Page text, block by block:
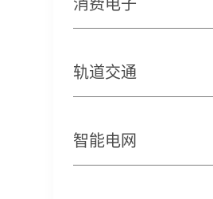
消费电子
轨道交通
智能电网